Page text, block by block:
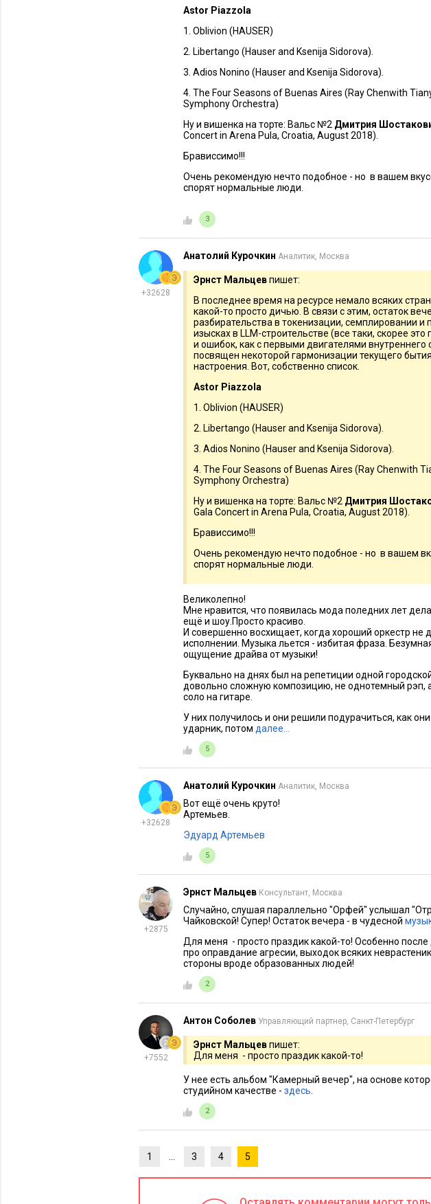
Astor Piazzola
1. Oblivion (HAUSER)
2. Libertango (Hauser and Ksenija Sidorova).
3. Adios Nonino (Hauser and Ksenija Sidorova).
4. The Four Seasons of Buenas Aires (Ray Chenwith
Symphony Orchestra)
Ну и вишенка на торте: Вальс №2 Дмитрия
Concert in Arena Pula, Croatia, August 2018).
Брависсимо!!!
Очень рекомендую нечто подобное - но в вашем
спорят нормальные люди.
3
+32628
Анатолий Курочкин Аналитик, Москва
Эрнст Мальцевпишет:
В последнее время на ресурсе немало всяких
какой-то просто дичью. В связи с этим, остаток
разбирательства в токенизации, семплировании
изысках в LLM-строительстве (все таки, скорее
и ошибок, как с первыми двигателями внутреннего
посвящен некоторой гармонизации текущего
настроения. Вот, собственно список.
Astor Piazzola
1. Oblivion (HAUSER)
2. Libertango (Hauser and Ksenija Sidorova).
3. Adios Nonino (Hauser and Ksenija Sidorova).
4. The Four Seasons of Buenas Aires (Ray Chenwith
Symphony Orchestra)
Ну и вишенка на торте: Вальс №2 Дмитрия
Gala Concert in Arena Pula, Croatia, August 2018).
Брависсимо!!!
Очень рекомендую нечто подобное - но в вашем
спорят нормальные люди.
Великолепно!
Мне нравится, что появилась мода поледних лет
ещё и шоу.Просто красиво.
И совершенно восхищает, когда хороший оркестр не
исполнении. Музыка льется - избитая фраза.
ощущение драйва от музыки!
Буквально на днях был на репетиции одной
довольно сложную композицию, не однотемный рэп,
соло на гитаре.
У них получилось и они решили подурачиться, как
ударник, потом далее…
5
+32628
Анатолий Курочкин Аналитик, Москва
Вот ещё очень круто!
Артемьев.
Эдуард Артемьев
5
+2875
Эрнст Мальцев Консультант, Москва
Случайно, слушая параллельно "Орфей" услышал
Чайковской! Супер! Остаток вечера - в чудесной
Для меня - просто праздик какой-то! Особенно
про оправдание агресии, выходок всяких
стороны вроде образованных людей!
2
+7552
Антон Соболев Управляющий партнер, Санкт-Петербург
Эрнст Мальцевпишет:
Для меня - просто праздик какой-то!
У нее есть альбом "Камерный вечер", на основе
студийном качестве - здесь
2
1 3 4 5